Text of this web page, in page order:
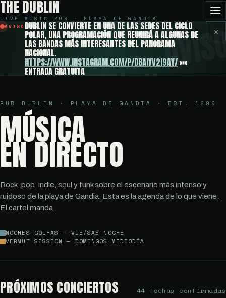
THE DUBLIN
LIVE MUSIC PUB · PLAYA DE GANDIA
AVISO DUBLIN SE CONVIERTE EN UNA DE LAS SEDES DEL CICLO
POLAR, UNA PROGRAMACIÓN QUE REUNIRÁ A ALGUNAS DE
LAS BANDAS MÁS INTERESANTES DEL PANORAMA
NACIONAL.
HTTPS://WWW.INSTAGRAM.COM/P/DBAIYV2I9AY/🎟️
ENTRADA GRATUITA
✕
PUB DUBLIN · PLAYA DE GANDIA · EST. 1999
MÚSICA
EN DIRECTO
Rock, pop, indie, soul y funk sobre el escenario más intenso y
ruidoso de la playa de Gandia. Esta es la agenda de lo que viene.
El cartel manda.
NOCHES GOLFAS — VIE/SÁB NOCHE
VERMUT SESSION — DOMINGOS MEDIODÍA
PRÓXIMOS CONCIERTOS 44 fechas confirmadas